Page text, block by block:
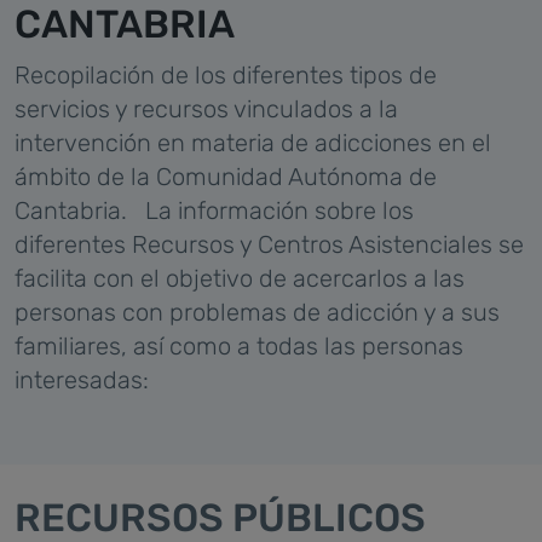
CANTABRIA
Recopilación de los diferentes tipos de
servicios y recursos vinculados a la
intervención en materia de adicciones en el
ámbito de la Comunidad Autónoma de
Cantabria.
La información sobre los
diferentes Recursos y Centros Asistenciales se
facilita con el objetivo de acercarlos a las
personas con problemas de adicción y a sus
familiares, así como a todas las personas
interesadas:
RECURSOS PÚBLICOS